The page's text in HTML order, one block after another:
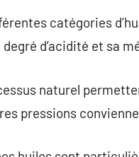
catégories
degré d’acidité et sa
naturel
pressions